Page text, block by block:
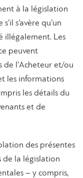
à la législation
s’avère qu’un
illégalement. Les
peuvent
de l’Acheteur et/ou
les informations
les détails du
et de
des présentes
de la législation
– y compris,